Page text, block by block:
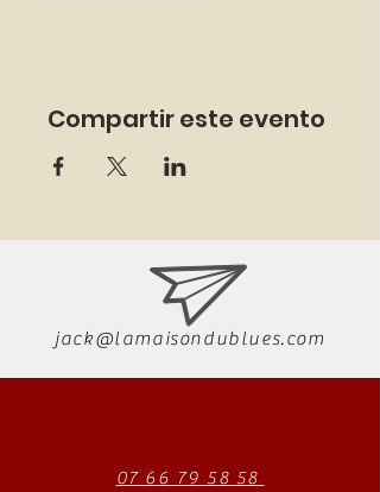
Compartir este evento
jack@lamaisondublues.com
07 66 79 58 58